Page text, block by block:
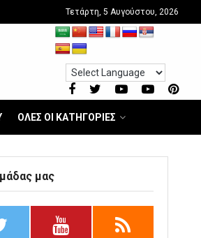
Τετάρτη, 5 Αυγούστου, 2026
ΟΛΕΣ ΟΙ ΚΑΤΗΓΟΡΙΕΣ
μας